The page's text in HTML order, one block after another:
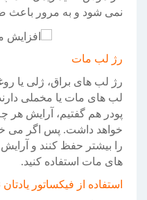
نمی شود و به مرور
رژ لب مات
رژ لب های براق، ژلی یا
لب های مات یا مخملی
پودر هم گفتیم، آرایش هر
خواهد داشت. پس اگر می
را بیشتر حفظ کنند و آرایش
های مات استفاده کنید.
استفاده از فیکساتور یادتان